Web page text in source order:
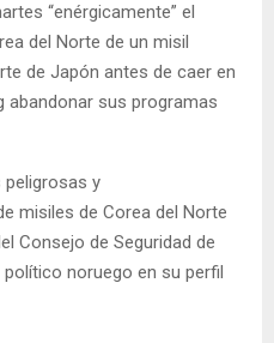
“enérgicamente” el
del Norte de un misil
de Japón antes de caer en
abandonar sus programas
peligrosas y
misiles de Corea del Norte
Consejo de Seguridad de
político noruego en su perfil